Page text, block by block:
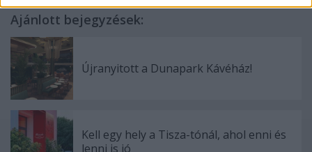
Ajánlott bejegyzések:
Újranyitott a Dunapark Kávéház!
Kell egy hely a Tisza-tónál, ahol enni és
lenni is jó